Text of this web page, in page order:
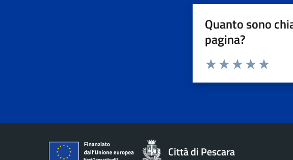
Quanto sono
pagina?
Città di Pescara